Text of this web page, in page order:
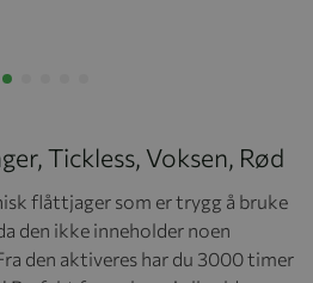
Tickless, Voksen, Rød
flåttjager som er trygg å bruke
den ikke inneholder noen
den aktiveres har du 3000 timer